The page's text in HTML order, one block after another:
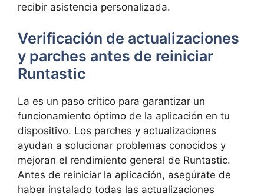
recibir asistencia personalizada.
Verificación de ​actualizaciones
y parches antes de ⁣reiniciar
Runtastic
La es un paso crítico para garantizar un
funcionamiento óptimo de la aplicación en‌ tu
dispositivo. Los parches y actualizaciones
ayudan ‌a solucionar problemas conocidos y
mejoran el rendimiento⁤ general de Runtastic.
Antes de reiniciar⁣ la aplicación, asegúrate de
haber instalado todas las actualizaciones